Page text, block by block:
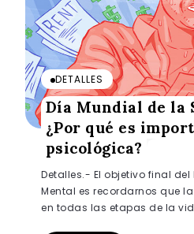
DETALLES
Día Mundial de la
¿Por qué es
psicológica?
Detalles.- El objetivo final
Mental es recordarnos que
en todas las etapas de la